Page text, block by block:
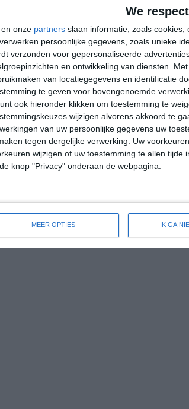
We
onze partners slaan informatie, zoals
persoonlijke gegevens, zoals unieke
verzonden voor gepersonaliseerde
en ontwikkeling van diensten.
van locatiegegevens en identificatie
te geven voor bovengenoemde
ook hieronder klikken om toestemming te
wijzigen alvorens akkoord te
van uw persoonlijke gegevens uw
tegen dergelijke verwerking. Uw
wijzigen of uw toestemming te allen
knop "Privacy" onderaan de webpagina.
MEER OPTIES IK GA
27°C
14:00 17:00
17:00
NO 0 NW 1
11:00 14:00 17:00
de uitgebreide weersverwachting voor